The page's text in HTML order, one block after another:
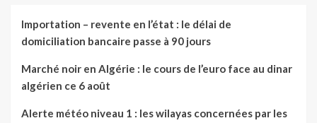
Importation – revente en l’état : le délai de
domiciliation bancaire passe à 90 jours
Marché noir en Algérie : le cours de l’euro face au dinar
algérien ce 6 août
Alerte météo niveau 1 : les wilayas concernées par les